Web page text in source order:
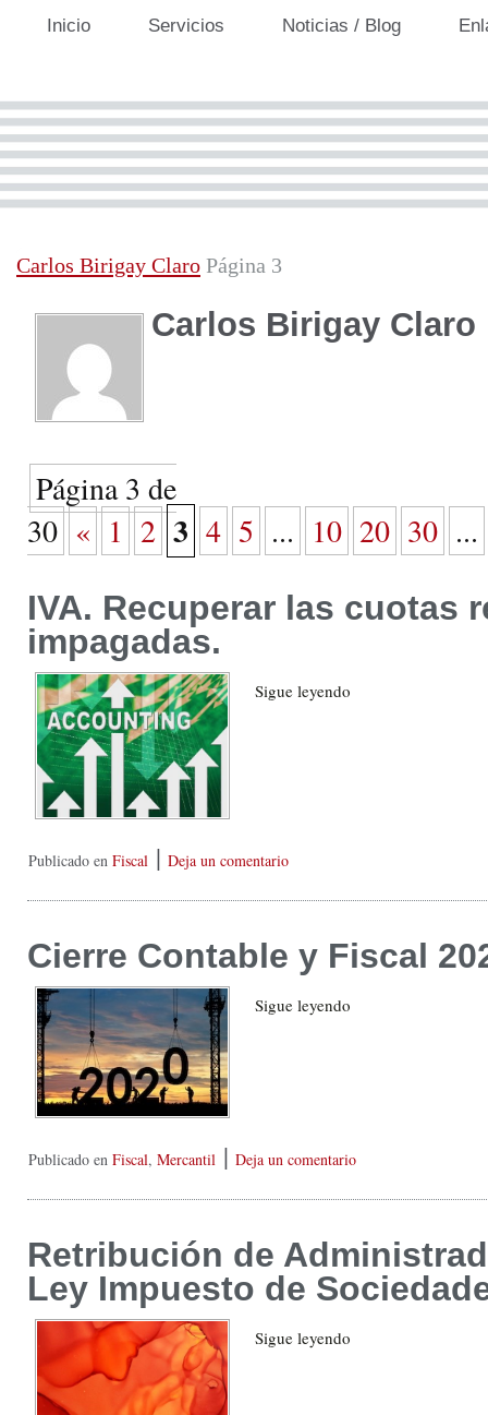
Inicio Servicios Noticias / Blog
Carlos Birigay Claro Página 3
Carlos Birigay Claro
Página 3 de
30 « 1 2 3 4 5 ... 10 20 30 ...
IVA. Recuperar las cuotas
impagadas.
Sigue leyendo
Publicado en Fiscal | Deja un comentario
Cierre Contable y Fiscal
Sigue leyendo
Publicado en Fiscal, Mercantil | Deja un comentario
Retribución de
Ley Impuesto de
Sigue leyendo